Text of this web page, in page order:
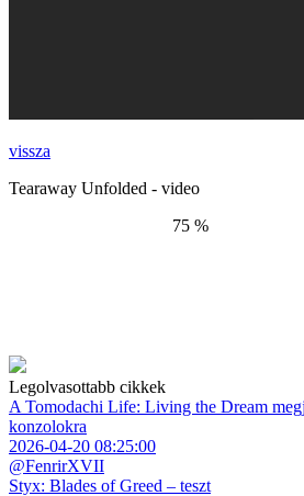
vissza
Tearaway Unfolded - video
75 %
Legolvasottabb cikkek
A Tomodachi Life: Living the Dream
konzolokra
2026-04-20 08:25:00
@FenrirXVII
Styx: Blades of Greed – teszt